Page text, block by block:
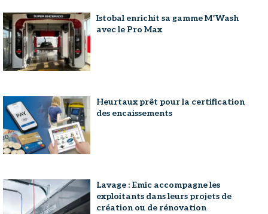
Istobal enrichit sa gamme M’Wash
avec le Pro Max
Heurtaux prêt pour la certification
des encaissements
Lavage : Emic accompagne les
exploitants dans leurs projets de
création ou de rénovation